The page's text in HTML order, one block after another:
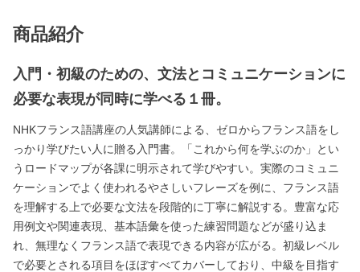
商品紹介
入門・初級のための、文法とコミュニケーションに
必要な表現が同時に学べる１冊。
NHKフランス語講座の人気講師による、ゼロからフランス語をし
っかり学びたい人に贈る入門書。「これから何を学ぶのか」とい
うロードマップが各課に明示されて学びやすい。実際のコミュニ
ケーションでよく使われるやさしいフレーズを例に、フランス語
を理解する上で必要な文法を段階的に丁寧に解説する。豊富な応
用例文や関連表現、基本語彙を使った練習問題などが盛り込ま
れ、無理なくフランス語で表現できる内容が広がる。初級レベル
で必要とされる項目をほぼすべてカバーしており、中級を目指す